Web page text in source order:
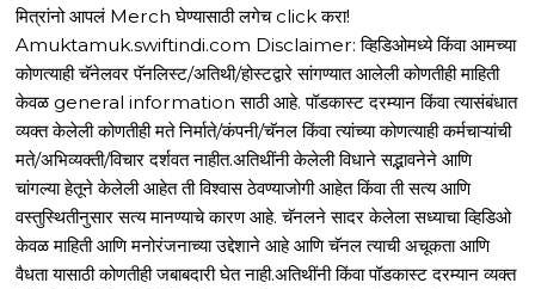
मित्रांनो आपलं Merch घेण्यासाठी लगेच click करा!
Amuktamuk.swiftindi.com Disclaimer: व्हिडिओमध्ये किंवा आमच्या
कोणत्याही चॅनेलवर पॅनलिस्ट/अतिथी/होस्टद्वारे सांगण्यात आलेली कोणतीही माहिती
केवळ general information साठी आहे. पॉडकास्ट दरम्यान किंवा त्यासंबंधात
व्यक्त केलेली कोणतीही मते निर्माते/कंपनी/चॅनल किंवा त्यांच्या कोणत्याही कर्मचाऱ्यांची
मते/अभिव्यक्ती/विचार दर्शवत नाहीत.अतिथींनी केलेली विधाने सद्भावनेने आणि
चांगल्या हेतूने केलेली आहेत ती विश्वास ठेवण्याजोगी आहेत किंवा ती सत्य आणि
वस्तुस्थितीनुसार सत्य मानण्याचे कारण आहे. चॅनलने सादर केलेला सध्याचा व्हिडिओ
केवळ माहिती आणि मनोरंजनाच्या उद्देशाने आहे आणि चॅनल त्याची अचूकता आणि
वैधता यासाठी कोणतीही जबाबदारी घेत नाही.अतिथींनी किंवा पॉडकास्ट दरम्यान व्यक्त